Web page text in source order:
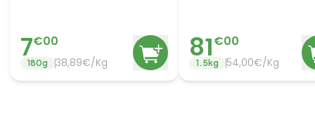
7€00
180g 38,89€/Kg 81€00
1.5kg 54,00€/Kg